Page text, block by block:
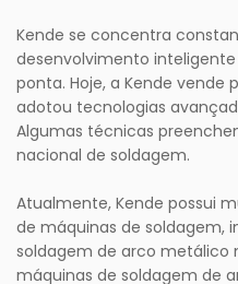
Kende se concentra
desenvolvimento
ponta. Hoje, a Kende
adotou tecnologias
Algumas técnicas
nacional de soldagem.
Atualmente, Kende possui
de máquinas de soldagem,
soldagem de arco metálico
máquinas de soldagem de